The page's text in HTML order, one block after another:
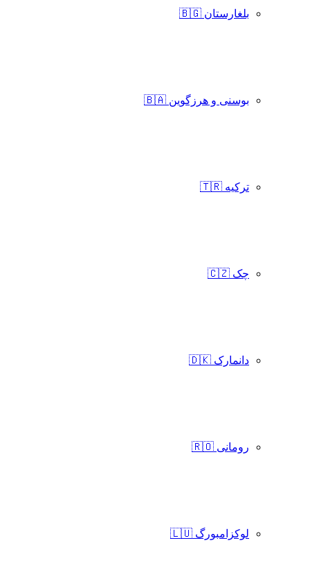
بلغارستان 🇧🇬
بوسنی و هرزگوین 🇧🇦
ترکیه 🇹🇷
چک 🇨🇿
دانمارک 🇩🇰
رومانی 🇷🇴
لوکزامبورگ 🇱🇺